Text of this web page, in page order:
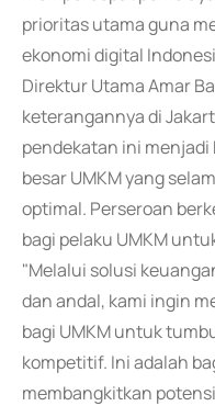
prioritas utama guna
ekonomi digital
Direktur Utama Amar
keterangannya di
pendekatan ini
besar UMKM yang
optimal. Perseroan
bagi pelaku UMKM
"Melalui solusi
dan andal, kami ingin
bagi UMKM untuk
kompetitif. Ini adalah
membangkitkan